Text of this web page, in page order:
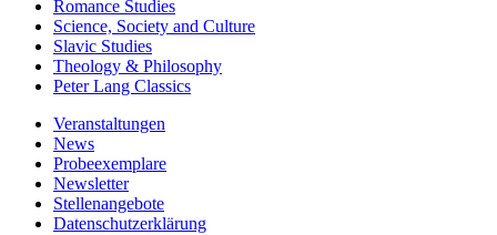
Romance Studies
Science, Society and Culture
Slavic Studies
Theology & Philosophy
Peter Lang Classics
Veranstaltungen
News
Probeexemplare
Newsletter
Stellenangebote
Datenschutzerklärung